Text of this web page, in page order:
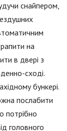
снайпером,
на
в двері з
сході.
бункері.
послабити
потрібно
головного